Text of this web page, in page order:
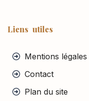
Liens utiles
Mentions légales
Contact
Plan du site